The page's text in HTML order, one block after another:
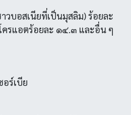
วบอสเนียที่เป็นมุสลิม) ร้อยละ
รแอตร้อยละ ๑๔.๓ และอื่น ๆ
อร์เบีย